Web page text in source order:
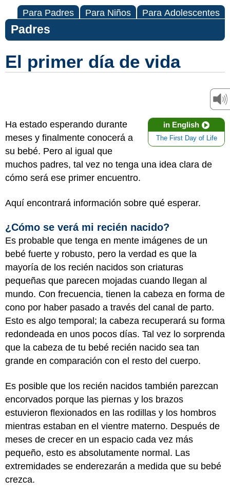
Para Padres Para Niños Para Adolescentes
Padres
El primer día de vida
in English
The First Day of Life
Ha estado esperando durante
meses y finalmente conocerá a
su bebé. Pero al igual que
muchos padres, tal vez no tenga una idea clara de
cómo será ese primer encuentro.
Aquí encontrará información sobre qué esperar.
¿Cómo se verá mi recién nacido?
Es probable que tenga en mente imágenes de un
bebé fuerte y robusto, pero la verdad es que la
mayoría de los recién nacidos son criaturas
pequeñas que parecen mojadas cuando llegan al
mundo. Con frecuencia, tienen la cabeza en forma de
cono por haber pasado a través del canal de parto.
Esto es algo temporal; la cabeza recuperará su forma
redondeada en unos pocos días. Tal vez lo sorprenda
que la cabeza de tu bebé recién nacido sea tan
grande en comparación con el resto del cuerpo.
Es posible que los recién nacidos también parezcan
encorvados porque las piernas y los brazos
estuvieron flexionados en las rodillas y los hombros
mientras estaban en el vientre materno. Después de
meses de crecer en un espacio cada vez más
pequeño, esto es absolutamente normal. Las
extremidades se enderezarán a medida que su bebé
crezca.